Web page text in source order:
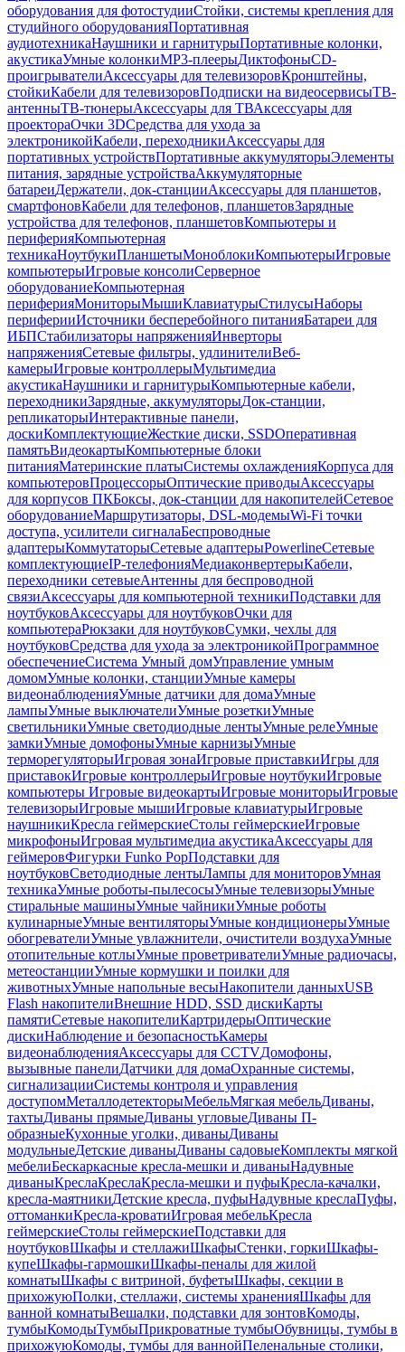
оборудования для фотостудииСтойки, системы крепления для
студийного оборудованияПортативная
аудиотехникаНаушники и гарнитурыПортативные колонки,
акустикаУмные колонкиMP3-плеерыДиктофоныCD-
проигрывателиАксессуары для телевизоровКронштейны,
стойкиКабели для телевизоровПодписки на видеосервисыТВ-
антенныТВ-тюнерыАксессуары для ТВАксессуары для
проектораОчки 3DСредства для ухода за
электроникойКабели, переходникиАксессуары для
портативных устройствПортативные аккумуляторыЭлементы
питания, зарядные устройстваАккумуляторные
батареиДержатели, док-станцииАксессуары для планшетов,
смартфоновКабели для телефонов, планшетовЗарядные
устройства для телефонов, планшетовКомпьютеры и
периферияКомпьютерная
техникаНоутбукиПланшетыМоноблокиКомпьютерыИгровые
компьютерыИгровые консолиСерверное
оборудованиеКомпьютерная
периферияМониторыМышиКлавиатурыСтилусыНаборы
периферииИсточники бесперебойного питанияБатареи для
ИБПСтабилизаторы напряженияИнверторы
напряженияСетевые фильтры, удлинителиВеб-
камерыИгровые контроллерыМультимедиа
акустикаНаушники и гарнитурыКомпьютерные кабели,
переходникиЗарядные, аккумуляторыДок-станции,
репликаторыИнтерактивные панели,
доскиКомплектующиеЖесткие диски, SSDОперативная
памятьВидеокартыКомпьютерные блоки
питанияМатеринские платыСистемы охлажденияКорпуса для
компьютеровПроцессорыОптические приводыАксессуары
для корпусов ПКБоксы, док-станции для накопителейСетевое
оборудованиеМаршрутизаторы, DSL-модемыWi-Fi точки
доступа, усилители сигналаБеспроводные
адаптерыКоммутаторыСетевые адаптерыPowerlineСетевые
комплектующиеIP-телефонияМедиаконвертерыКабели,
переходники сетевыеАнтенны для беспроводной
связиАксессуары для компьютерной техникиПодставки для
ноутбуковАксессуары для ноутбуковОчки для
компьютераРюкзаки для ноутбуковСумки, чехлы для
ноутбуковСредства для ухода за электроникойПрограммное
обеспечениеСистема Умный домУправление умным
домомУмные колонки, станцииУмные камеры
видеонаблюденияУмные датчики для домаУмные
лампыУмные выключателиУмные розеткиУмные
светильникиУмные светодиодные лентыУмные релеУмные
замкиУмные домофоныУмные карнизыУмные
терморегуляторыИгровая зонаИгровые приставкиИгры для
приставокИгровые контроллерыИгровые ноутбукиИгровые
компьютеры Игровые видеокартыИгровые мониторыИгровые
телевизорыИгровые мышиИгровые клавиатурыИгровые
наушникиКресла геймерскиеСтолы геймерскиеИгровые
микрофоныИгровая мультимедиа акустикаАксессуары для
геймеровФигурки Funko PopПодставки для
ноутбуковСветодиодные лентыЛампы для мониторовУмная
техникаУмные роботы-пылесосыУмные телевизорыУмные
стиральные машиныУмные чайникиУмные роботы
кулинарныеУмные вентиляторыУмные кондиционерыУмные
обогревателиУмные увлажнители, очистители воздухаУмные
отопительные котлыУмные проветривателиУмные радиочасы,
метеостанцииУмные кормушки и поилки для
животныхУмные напольные весыНакопители данныхUSB
Flash накопителиВнешние HDD, SSD дискиКарты
памятиСетевые накопителиКартридерыОптические
дискиНаблюдение и безопасностьКамеры
видеонаблюденияАксессуары для CCTVДомофоны,
вызывные панелиДатчики для домаОхранные системы,
сигнализацииСистемы контроля и управления
доступомМеталлодетекторыМебельМягкая мебельДиваны,
тахтыДиваны прямыеДиваны угловыеДиваны П-
образныеКухонные уголки, диваныДиваны
модульныеДетские диваныДиваны садовыеКомплекты мягкой
мебелиБескаркасные кресла-мешки и диваныНадувные
диваныКреслаКреслаКресла-мешки и пуфыКресла-качалки,
кресла-маятникиДетские кресла, пуфыНадувные креслаПуфы,
оттоманкиКресла-кроватиИгровая мебельКресла
геймерскиеСтолы геймерскиеПодставки для
ноутбуковШкафы и стеллажиШкафыСтенки, горкиШкафы-
купеШкафы-гармошкиШкафы-пеналы для жилой
комнатыШкафы с витриной, буфетыШкафы, секции в
прихожуюПолки, стеллажи, системы храненияШкафы для
ванной комнатыВешалки, подставки для зонтовКомоды,
тумбыКомодыТумбыПрикроватные тумбыОбувницы, тумбы в
прихожуюКомоды, тумбы для ваннойПеленальные столики,